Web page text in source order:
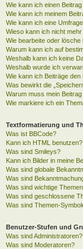
Wie kann ich einen
Wie kann ich meinem
Wie kann ich eine
Wieso kann ich nicht
Wie bearbeite oder lösche
Warum kann ich auf
Weshalb kann ich keine
Weshalb wurde ich
Wie kann ich Beiträge
Was bewirkt die
Warum muss mein
Wie markiere ich ein
Textformatierung und
Was ist BBCode?
Kann ich HTML benutzen?
Was sind Smileys?
Kann ich Bilder in meine
Was sind globale
Was sind
Was sind wichtige
Was sind geschlossene
Was sind Themen-
Benutzer-Stufen und
Was sind Administratoren?
Was sind Moderatoren?